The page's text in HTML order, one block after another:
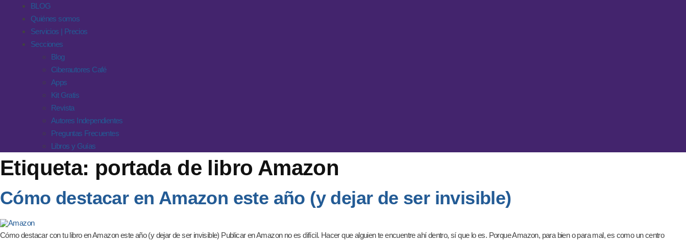
BLOG
Quiénes somos
Servicios | Precios
Secciones
Blog
Ciberautores Café
Apps
Kit Gratis
Revista
Autores Independientes
Preguntas Frecuentes
Libros y Guías
Etiqueta: portada de libro Amazon
Cómo destacar en Amazon este año (y dejar de ser invisible)
Cómo destacar con tu libro en Amazon este año (y dejar de ser invisible) Publicar en Amazon no es difícil. Hacer que alguien te encuentre ahí dentro, sí que lo es. Porque Amazon, para bien o para mal, es como un centro